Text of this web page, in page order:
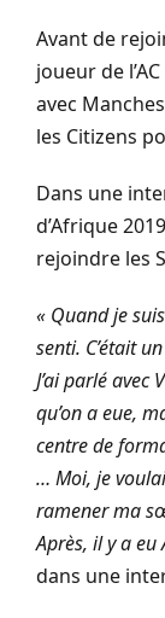
Avant de
joueur de
avec
les Citizens
Dans une
d’Afrique
rejoindre les
« Quand je
senti. C’était
J’ai parlé avec
qu’on a eue,
centre de
… Moi, je
ramener ma
Après, il y a
dans une